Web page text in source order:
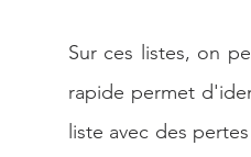
Sur ces listes, on
rapide permet
liste avec des